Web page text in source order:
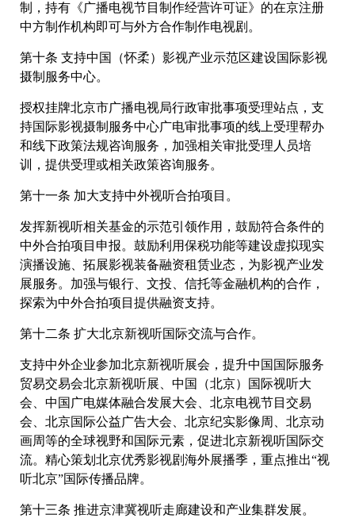
制，持有《广播电视节目制作经营许可证》的在京注册
中方制作机构即可与外方合作制作电视剧。
第十条 支持中国（怀柔）影视产业示范区建设国际影视
摄制服务中心。
授权挂牌北京市广播电视局行政审批事项受理站点，支
持国际影视摄制服务中心广电审批事项的线上受理帮办
和线下政策法规咨询服务，加强相关审批受理人员培
训，提供受理或相关政策咨询服务。
第十一条 加大支持中外视听合拍项目。
发挥新视听相关基金的示范引领作用，鼓励符合条件的
中外合拍项目申报。鼓励利用保税功能等建设虚拟现实
演播设施、拓展影视装备融资租赁业态，为影视产业发
展服务。加强与银行、文投、信托等金融机构的合作，
探索为中外合拍项目提供融资支持。
第十二条 扩大北京新视听国际交流与合作。
支持中外企业参加北京新视听展会，提升中国国际服务
贸易交易会北京新视听展、中国（北京）国际视听大
会、中国广电媒体融合发展大会、北京电视节目交易
会、北京国际公益广告大会、北京纪实影像周、北京动
画周等的全球视野和国际元素，促进北京新视听国际交
流。精心策划北京优秀影视剧海外展播季，重点推出“视
听北京”国际传播品牌。
第十三条 推进京津冀视听走廊建设和产业集群发展。